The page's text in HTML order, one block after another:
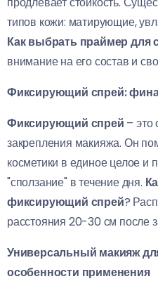
типов кожи: матирующие,
Как выбрать праймер для
внимание на его состав и
Фиксирующий спрей:
Фиксирующий спрей – это
закрепления макияжа. Он
косметики в единое целое и
"сползание" в течение дня.
фиксирующий спрей?
расстояния 20-30 см после
Универсальный макияж
особенности применения